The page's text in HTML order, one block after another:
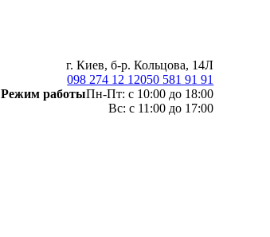
г. Киев, б-р. Кольцова, 14Л
098 274 12 12050 581 91 91
Режим работыПн-Пт: с 10:00 до 18:00
Вс: с 11:00 до 17:00